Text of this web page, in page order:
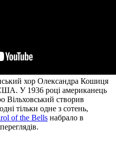
хор Олександра Кошиця
У 1936 році американець
Вільховський створив
тільки одне з сотень,
of the Bells набрало в